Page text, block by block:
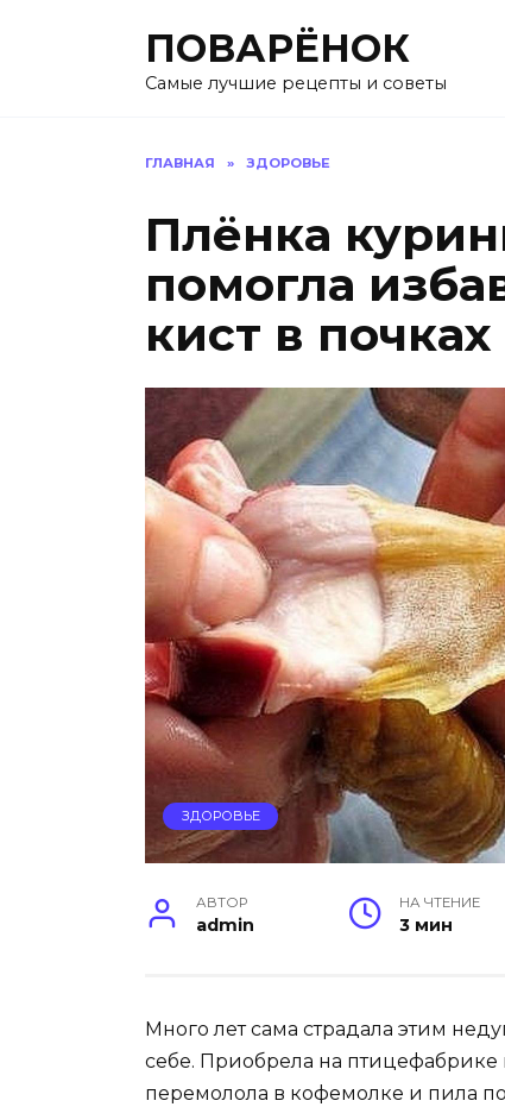
ПОВАРЁНОК
Самые лучшие рецепты и советы
ГЛАВНАЯ » ЗДОРОВЬЕ
Плёнка
помогла
кист в почках
ЗДОРОВЬЕ
АВТОР
admin
НА ЧТЕНИЕ
3 мин
Много лет сама страдала этим
себе. Приобрела на
перемолола в кофемолке и пила